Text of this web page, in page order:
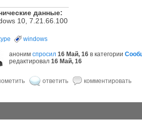
данные:
10, 7.21.66.100
windows
аноним спросил 16 Май, 16 в категории
редактировал 16 Май, 16